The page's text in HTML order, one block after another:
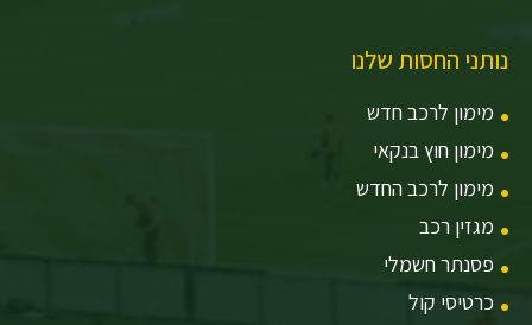
נותני החסות שלנו
מימון לרכב חדש
מימון חוץ בנקאי
מימון לרכב החדש
מגזין רכב
פסנתר חשמלי
כרטיסי קול